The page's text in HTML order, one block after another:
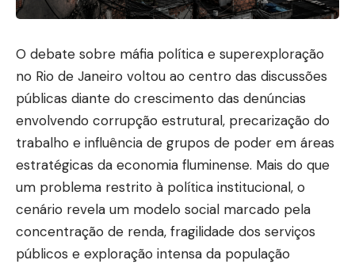
O debate sobre máfia política e superexploração
no Rio de Janeiro voltou ao centro das discussões
públicas diante do crescimento das denúncias
envolvendo corrupção estrutural, precarização do
trabalho e influência de grupos de poder em áreas
estratégicas da economia fluminense. Mais do que
um problema restrito à política institucional, o
cenário revela um modelo social marcado pela
concentração de renda, fragilidade dos serviços
públicos e exploração intensa da população